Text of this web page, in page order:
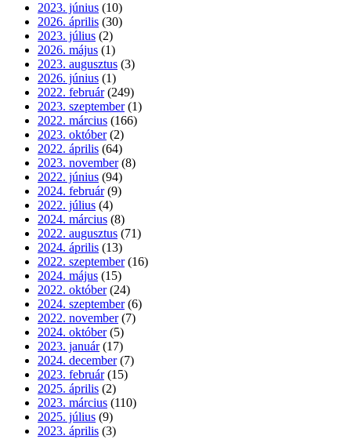
2023. június (10)
2026. április (30)
2023. július (2)
2026. május (1)
2023. augusztus (3)
2026. június (1)
2022. február (249)
2023. szeptember (1)
2022. március (166)
2023. október (2)
2022. április (64)
2023. november (8)
2022. június (94)
2024. február (9)
2022. július (4)
2024. március (8)
2022. augusztus (71)
2024. április (13)
2022. szeptember (16)
2024. május (15)
2022. október (24)
2024. szeptember (6)
2022. november (7)
2024. október (5)
2023. január (17)
2024. december (7)
2023. február (15)
2025. április (2)
2023. március (110)
2025. július (9)
2023. április (3)